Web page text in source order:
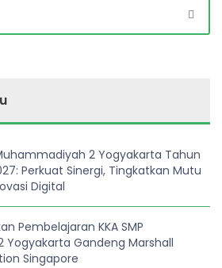
2 Yogyakarta Tahun
Perkuat Sinergi, Tingkatkan Mutu
Digital
Pembelajaran KKA SMP
Gandeng Marshall
Singapore